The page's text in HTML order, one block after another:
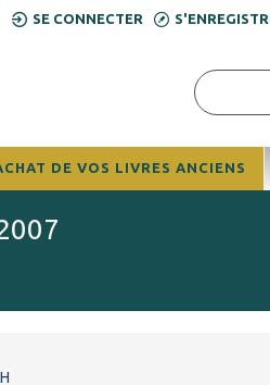
SE CONNECTER
DE VOS LIVRES ANCIENS